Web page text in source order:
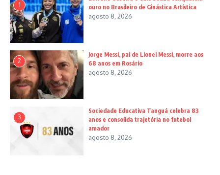
1
ouro no Brasileiro de Ginástica Artística
agosto 8, 2026
2
Jorge Messi, pai de Lionel Messi, morre aos
68 anos em Rosário
agosto 8, 2026
3
Sociedade Educativa Tanguá celebra 83
anos e consolida trajetória no futebol
amador
agosto 8, 2026